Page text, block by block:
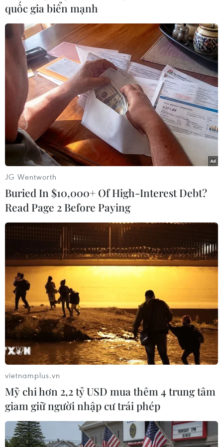
#Bổ nhiệm
#Đào Quang Trường
#Tổng giám đốc Ngân hàng Phát triển Việt Nam
#Nguyễn Thị Thanh Mai
#Phó giám đốc Đại học Quốc gia Thành phố Hồ Chí Minh
Theo dõi VietnamPlus
TIN LIÊN QUAN
quốc gia biển mạnh
JG Wentworth
Buried In $10,000+ Of High-Interest Debt?
Read Page 2 Before Paying
vietnamplus.vn
Mỹ chi hơn 2,2 tỷ USD mua thêm 4 trung tâm
giam giữ người nhập cư trái phép